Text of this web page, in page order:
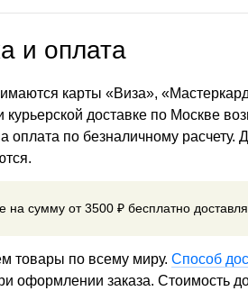
и оплата
карты «Виза»,
доставке по Москве
оплата по безналичному
на сумму от 3500 ₽ бесплатно
товары по всему миру. Способ
оформлении заказа. Стоимость